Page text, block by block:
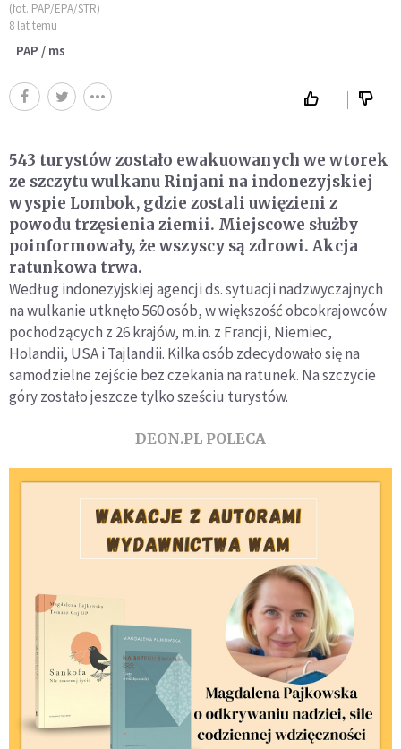
(fot. PAP/EPA/STR)
8 lat temu
PAP / ms
543 turystów zostało ewakuowanych we wtorek
ze szczytu wulkanu Rinjani na indonezyjskiej
wyspie Lombok, gdzie zostali uwięzieni z
powodu trzęsienia ziemii. Miejscowe służby
poinformowały, że wszyscy są zdrowi. Akcja
ratunkowa trwa.
Według indonezyjskiej agencji ds. sytuacji nadzwyczajnych
na wulkanie utknęło 560 osób, w większość obcokrajowców
pochodzących z 26 krajów, m.in. z Francji, Niemiec,
Holandii, USA i Tajlandii. Kilka osób zdecydowało się na
samodzielne zejście bez czekania na ratunek. Na szczycie
góry zostało jeszcze tylko sześciu turystów.
DEON.PL POLECA